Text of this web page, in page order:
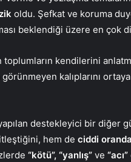
oldu. Şefkat ve koruma
beklendiği üzere en
toplumların kendilerini
kalıplarını
destekleyici bir diğer
hem de ciddi
“kötü”, “yanlış” ve “acı”